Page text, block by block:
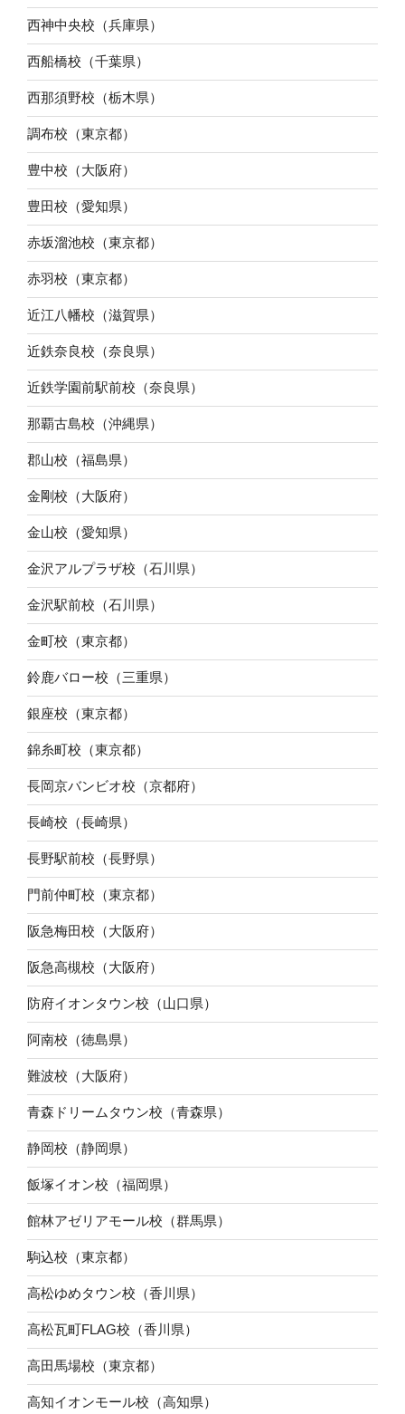
西神中央校（兵庫県）
西船橋校（千葉県）
西那須野校（栃木県）
調布校（東京都）
豊中校（大阪府）
豊田校（愛知県）
赤坂溜池校（東京都）
赤羽校（東京都）
近江八幡校（滋賀県）
近鉄奈良校（奈良県）
近鉄学園前駅前校（奈良県）
那覇古島校（沖縄県）
郡山校（福島県）
金剛校（大阪府）
金山校（愛知県）
金沢アルプラザ校（石川県）
金沢駅前校（石川県）
金町校（東京都）
鈴鹿バロー校（三重県）
銀座校（東京都）
錦糸町校（東京都）
長岡京バンビオ校（京都府）
長崎校（長崎県）
長野駅前校（長野県）
門前仲町校（東京都）
阪急梅田校（大阪府）
阪急高槻校（大阪府）
防府イオンタウン校（山口県）
阿南校（徳島県）
難波校（大阪府）
青森ドリームタウン校（青森県）
静岡校（静岡県）
飯塚イオン校（福岡県）
館林アゼリアモール校（群馬県）
駒込校（東京都）
高松ゆめタウン校（香川県）
高松瓦町FLAG校（香川県）
高田馬場校（東京都）
高知イオンモール校（高知県）